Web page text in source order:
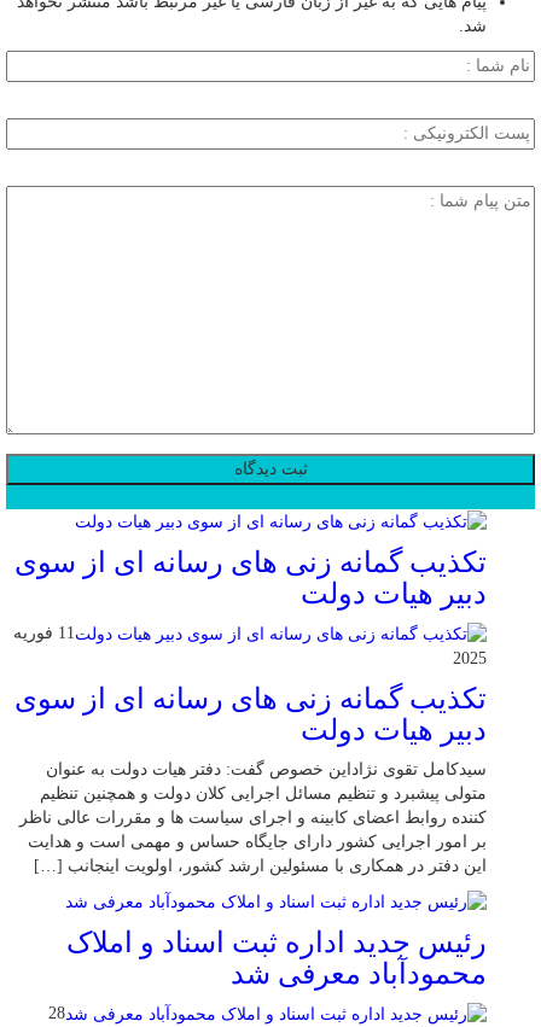
شد.
تکذیب گمانه زنی های رسانه ای از سوی
دبیر هیات دولت
11 فوریه
2025
تکذیب گمانه زنی های رسانه ای از سوی
دبیر هیات دولت
سیدکامل تقوی نژاداین خصوص گفت: دفتر هیات دولت به عنوان
متولی پیشبرد و تنظیم مسائل اجرایی کلان دولت و همچنین تنظیم
کننده روابط اعضای کابینه و اجرای سیاست ها و مقررات عالی ناظر
بر امور اجرایی کشور دارای جایگاه حساس و مهمی است و هدایت
این دفتر در همکاری با مسئولین ارشد کشور، اولویت اینجانب […]
رئیس جدید اداره ثبت اسناد و املاک
محمودآباد معرفی شد
28